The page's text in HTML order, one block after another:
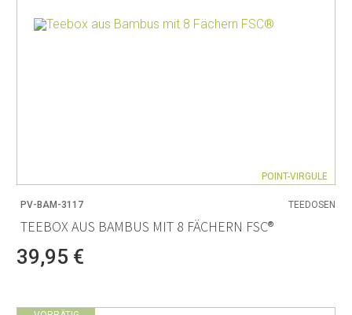
POINT-VIRGULE
PV-BAM-3117 TEEDOSEN
TEEBOX AUS BAMBUS MIT 8 FÄCHERN FSC®
39,95 €